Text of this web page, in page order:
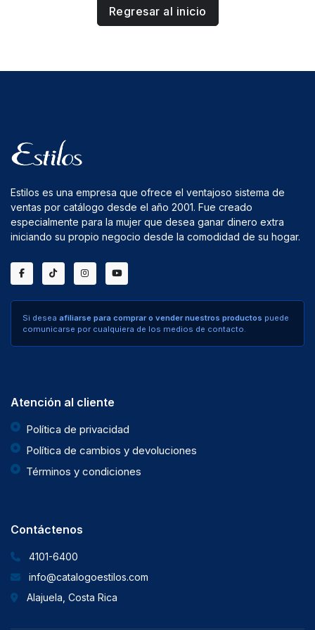
Regresar al inicio
Estilos es una empresa que ofrece el ventajoso sistema de
ventas por catálogo desde el año 2001. Fue creado
especialmente para la mujer que desea ganar dinero extra
iniciando su propio negocio desde la comodidad de su hogar.
Si desea afiliarse para comprar o vender nuestros productos puede
comunicarse por cualquiera de los medios de contacto.
Atención al cliente
Política de privacidad
Política de cambios y devoluciones
Términos y condiciones
Contáctenos
4101-6400
info@catalogoestilos.com
Alajuela, Costa Rica